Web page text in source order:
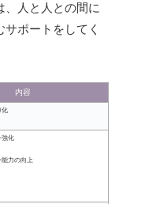
、人と人との間に
ポートをしてく
内容
化
強化
力の向上